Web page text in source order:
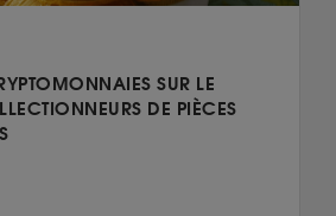
SUR LE
DE PIÈCES